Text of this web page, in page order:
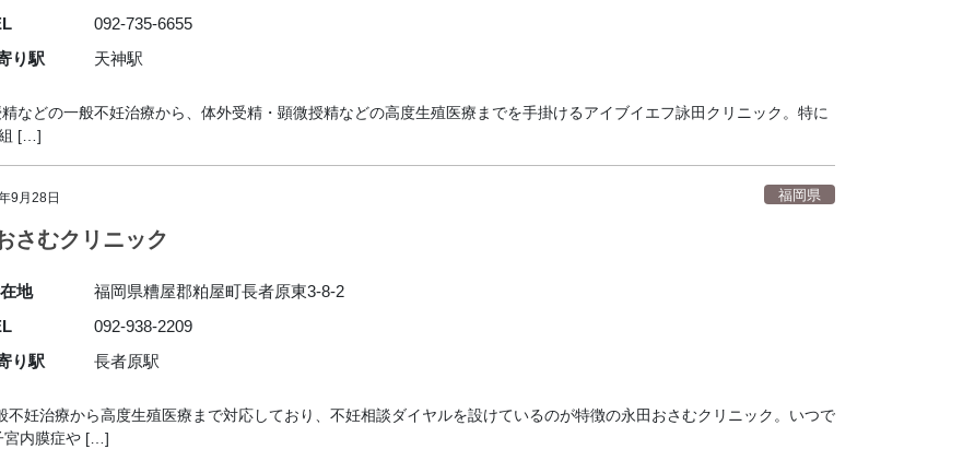
092-735-6655
り駅
天神駅
などの一般不妊治療から、体外受精・顕微授精などの高度生殖医療までを手掛けるアイブイエフ詠田クリニック。特に
[…]
9月28日 福岡県
さむクリニック
地
福岡県糟屋郡粕屋町長者原東3-8-2
092-938-2209
り駅
長者原駅
妊治療から高度生殖医療まで対応しており、不妊相談ダイヤルを設けているのが特徴の永田おさむクリニック。いつで
宮内膜症や […]